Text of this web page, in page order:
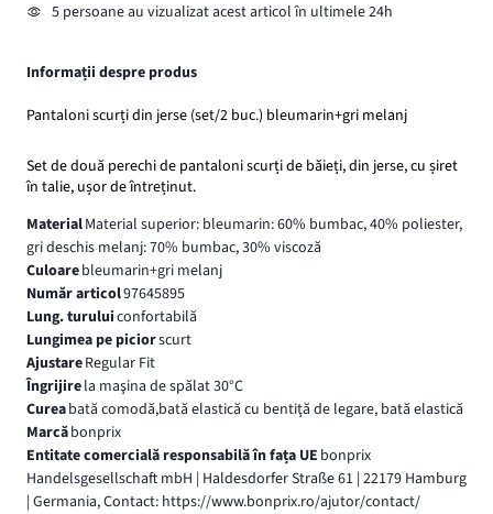
5 persoane au vizualizat acest articol în ultimele 24h
Informații despre produs
Pantaloni scurți din jerse (set/2 buc.) bleumarin+gri melanj
Set de două perechi de pantaloni scurți de băieți, din jerse, cu șiret
în talie, ușor de întreținut.
MaterialMaterial superior: bleumarin: 60% bumbac, 40% poliester,
gri deschis melanj: 70% bumbac, 30% viscoză
Culoarebleumarin+gri melanj
Număr articol97645895
Lung. turuluiconfortabilă
Lungimea pe piciorscurt
AjustareRegular Fit
Îngrijirela maşina de spălat 30°C
Cureabată comodă,bată elastică cu bentiţă de legare, bată elastică
Marcăbonprix
Entitate comercială responsabilă în fața UE bonprix
Handelsgesellschaft mbH | Haldesdorfer Straße 61 | 22179 Hamburg
| Germania, Contact: https://www.bonprix.ro/ajutor/contact/